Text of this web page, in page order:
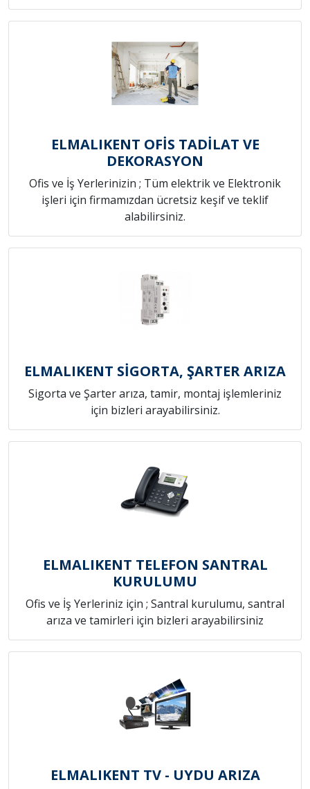
ELMALIKENT OFİS TADİLAT VE
DEKORASYON
Ofis ve İş Yerlerinizin ; Tüm elektrik ve Elektronik
işleri için firmamızdan ücretsiz keşif ve teklif
alabilirsiniz.
ELMALIKENT SİGORTA, ŞARTER ARIZA
Sigorta ve Şarter arıza, tamir, montaj işlemleriniz
için bizleri arayabilirsiniz.
ELMALIKENT TELEFON SANTRAL
KURULUMU
Ofis ve İş Yerleriniz için ; Santral kurulumu, santral
arıza ve tamirleri için bizleri arayabilirsiniz
ELMALIKENT TV - UYDU ARIZA